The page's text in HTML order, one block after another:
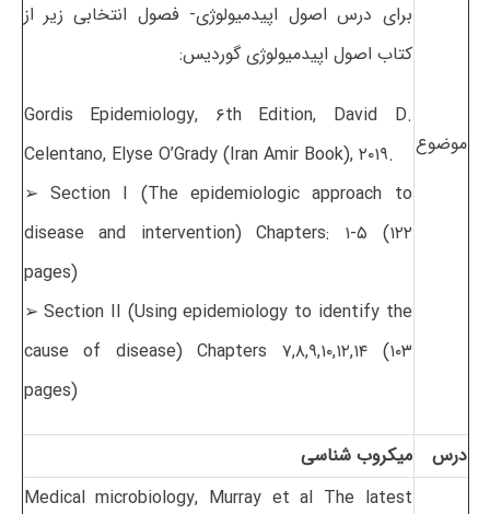
موضوع
برای درس اصول اپیدمیولوژی- فصول انتخابی زیر از
کتاب اصول اپیدمیولوژی گوردیس:
Gordis Epidemiology, ۶th Edition, David D.
Celentano, Elyse O’Grady (Iran Amir Book), ۲۰۱۹.
➢ Section I (The epidemiologic approach to
disease and intervention) Chapters: ۱-۵ (۱۲۲
pages)
➢ Section II (Using epidemiology to identify the
cause of disease) Chapters ۷,۸,۹,۱۰,۱۲,۱۴ (۱۰۳
pages)
درس
میکروب شناسی
Medical microbiology, Murray et al The latest